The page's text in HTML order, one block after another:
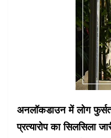
अनलॉकडाउन में लोग
प्रत्यारोप का सिलसिला